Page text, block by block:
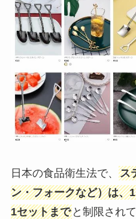
日本の食品衛生法で、 ス
ン・フォークなど）は、
1セットまでと制限されて